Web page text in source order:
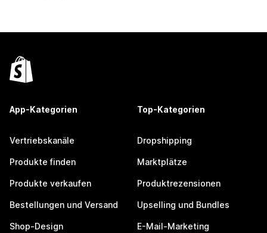
App-Kategorien
Vertriebskanäle
Produkte finden
Produkte verkaufen
Bestellungen und Versand
Shop-Design
Top-Kategorien
Dropshipping
Marktplätze
Produktrezensionen
Upselling und Bundles
E-Mail-Marketing